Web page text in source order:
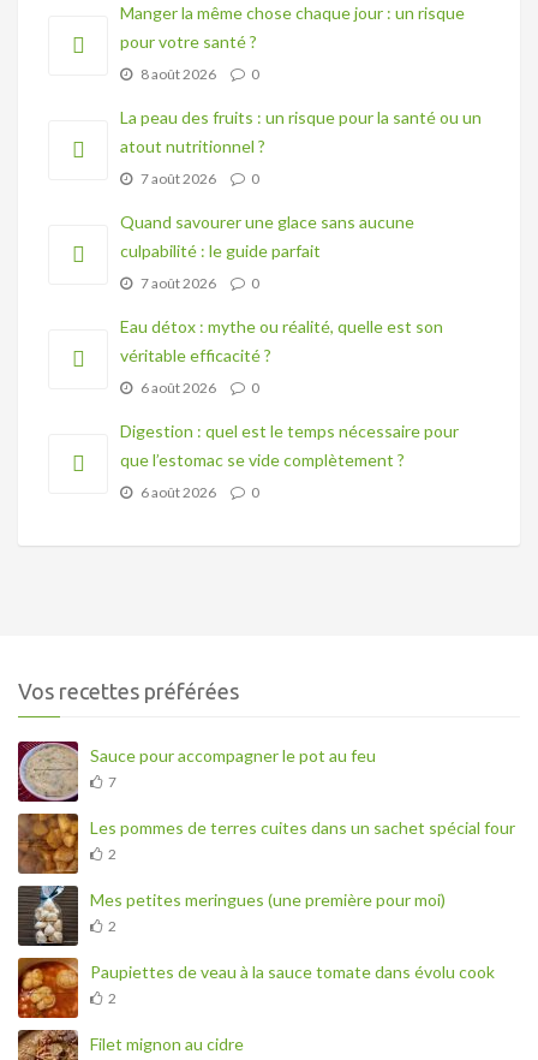
Manger la même chose chaque jour : un risque
pour votre santé ?
8 août 2026 0
La peau des fruits : un risque pour la santé ou un
atout nutritionnel ?
7 août 2026 0
Quand savourer une glace sans aucune
culpabilité : le guide parfait
7 août 2026 0
Eau détox : mythe ou réalité, quelle est son
véritable efficacité ?
6 août 2026 0
Digestion : quel est le temps nécessaire pour
que l’estomac se vide complètement ?
6 août 2026 0
Vos recettes préférées
Sauce pour accompagner le pot au feu
7
Les pommes de terres cuites dans un sachet spécial four
2
Mes petites meringues (une première pour moi)
2
Paupiettes de veau à la sauce tomate dans évolu cook
2
Filet mignon au cidre